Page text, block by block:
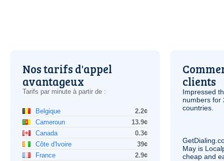
Nos tarifs d'appel
avantageux
Tarifs par minute à partir de :
Belgique
2.2¢
Cameroun
13.9¢
Canada
0.3¢
Côte d'Ivoire
39¢
France
2.9¢
clients
Impressed
numbers for
countries.
May is
cheap and